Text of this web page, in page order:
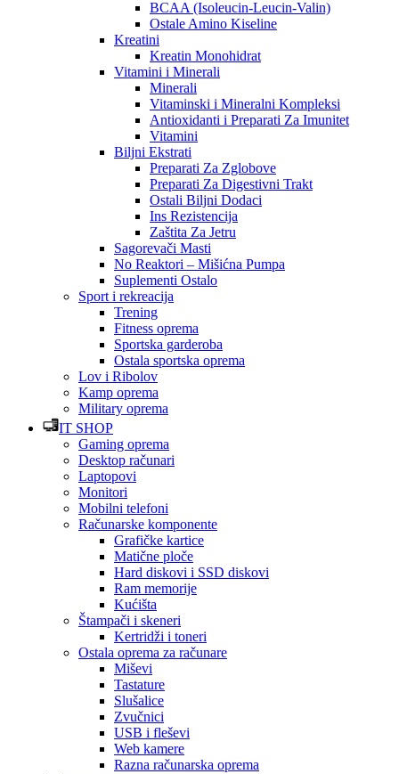
BCAA (Isoleucin-Leucin-Valin)
Ostale Amino Kiseline
Kreatini
Kreatin Monohidrat
Vitamini i Minerali
Minerali
Vitaminski i Mineralni Kompleksi
Antioxidanti i Preparati Za Imunitet
Vitamini
Biljni Ekstrati
Preparati Za Zglobove
Preparati Za Digestivni Trakt
Ostali Biljni Dodaci
Ins Rezistencija
Zaštita Za Jetru
Sagorevači Masti
No Reaktori – Mišićna Pumpa
Suplementi Ostalo
Sport i rekreacija
Trening
Fitness oprema
Sportska garderoba
Ostala sportska oprema
Lov i Ribolov
Kamp oprema
Military oprema
IT SHOP
Gaming oprema
Desktop računari
Laptopovi
Monitori
Mobilni telefoni
Računarske komponente
Grafičke kartice
Matične ploče
Hard diskovi i SSD diskovi
Ram memorije
Kućišta
Štampači i skeneri
Kertridži i toneri
Ostala oprema za računare
Miševi
Tastature
Slušalice
Zvučnici
USB i fleševi
Web kamere
Razna računarska oprema